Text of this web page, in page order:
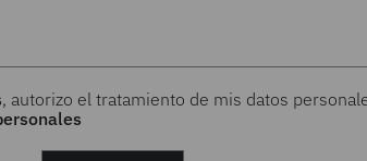
, autorizo el tratamiento de mis datos